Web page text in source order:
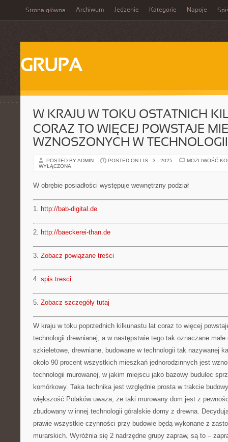
Strona główna Archiwum Jedzenie Kategorie Napoje
GRUPA
W KRAJU W TOKU OSTATNICH
CORAZ TO WIĘCEJ POWSTAJE
WZNOSZONYCH W TECHNOLOGII
POSTED BY ADMIN POSTED ON LIS - 3 - 2025
MOŻLIWOŚĆ
WYŁĄCZONA
W obrębie posiadłości występuje wewnętrzny podział
1. http://bab-digital.de
2. http://baeckerei-than.de
3. Zobacz powiązane treści
4. spis tresci
5. Zobacz szczegóły tutaj
W kraju w toku poprzednich kilkunastu lat coraz to więcej
technologii drewnianej, a w następstwie tego tak oznaczane
szkieletowe, drewniane, budowane w technologii tak nazywanej
około 90 procent wszystkich mieszkań jednorodzinnych jest
technologii murowanej, w jakim miejscu jako bazowy budulec
komórkowy. Taka technika jest względnie prosta w trakcie
większość Polaków uważa, że taki murowany dom jest z
zbudowany w innej technologii góralskie domy z drewna.
prawie wszystkie czynności przy budowie będą wykonane z
murarskich. Wyróżnia się 2 nadrzędne grupy zapraw, są to –